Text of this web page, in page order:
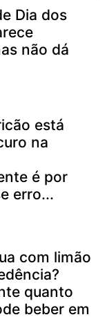
Dia dos
não dá
está
na
é por
erro...
com limão
quanto
beber em